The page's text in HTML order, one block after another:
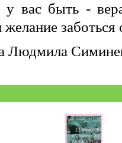
вас быть -
заботься
Людмила